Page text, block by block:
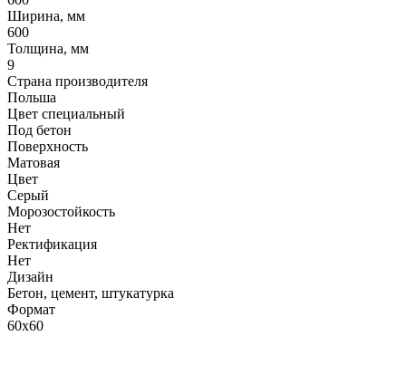
Ширина, мм
600
Толщина, мм
9
Страна производителя
Польша
Цвет специальный
Под бетон
Поверхность
Матовая
Цвет
Серый
Морозостойкость
Нет
Ректификация
Нет
Дизайн
Бетон, цемент, штукатурка
Формат
60x60